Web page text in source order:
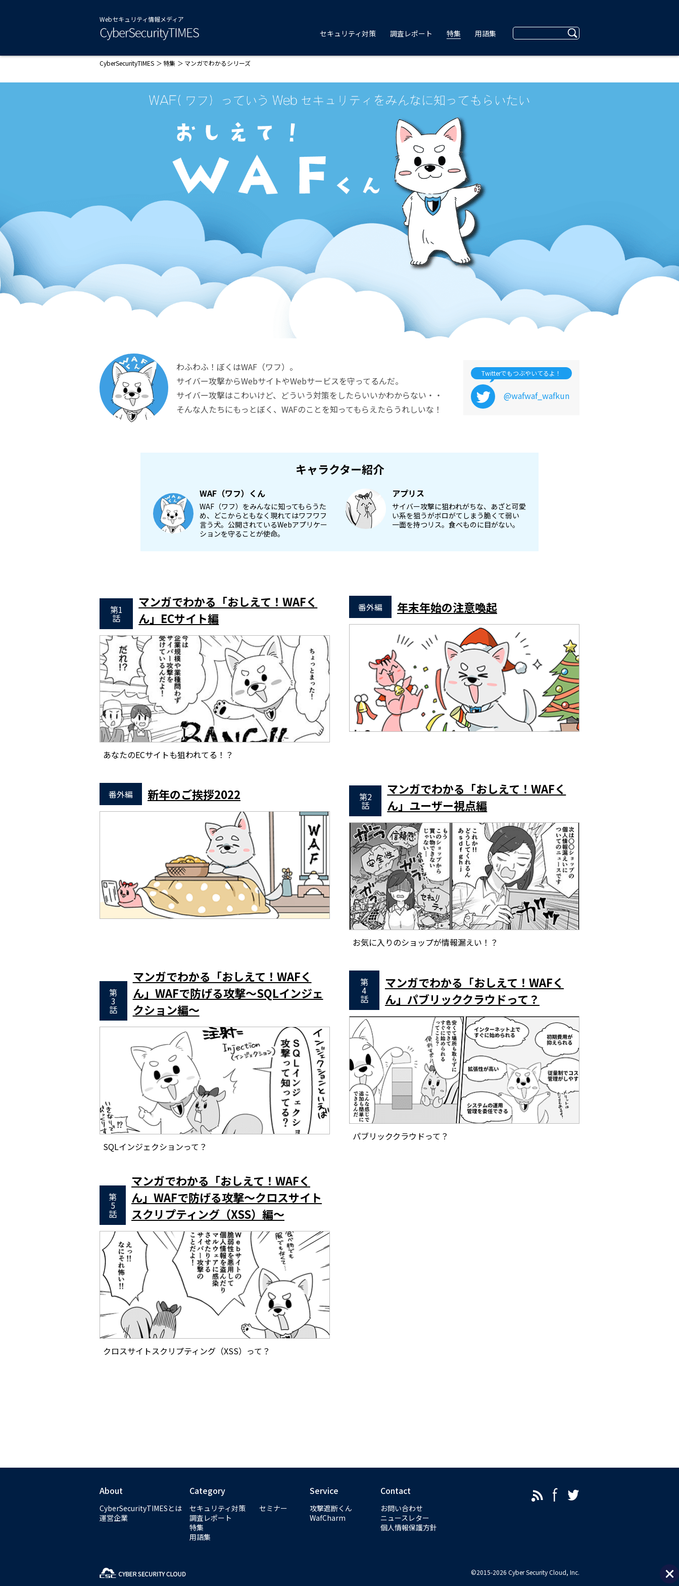
Webセキュリティ情報メディア
セキュリティ対策 調査レポート 特集 用語集
CyberSecurityTIMES 特集 マンガでわかるシリーズ
わふわふ！ぼくはWAF（ワフ）。
サイバー攻撃からWebサイトやWebサービスを守ってるんだ。
サイバー攻撃はこわいけど、どういう対策をしたらいいかわからない・・
そんな人たちにもっとぼく、WAFのことを知ってもらえたらうれしいな！
Twitterでもつぶやいてるよ！
@wafwaf_wafkun
キャラクター紹介
WAF（ワフ）くん
WAF（ワフ）をみんなに知ってもらうた
め、どこからともなく現れてはワフワフ
言う犬。公開されているWebアプリケー
ションを守ることが使命。
アプリス
サイバー攻撃に狙われがちな、あざと可愛
い系を狙うがボロがてしまう脆くて弱い
一面を持つリス。食べものに目がない。
第1
話
マンガでわかる「おしえて！WAFく
ん」ECサイト編
あなたのECサイトも狙われてる！？
番外編 年末年始の注意喚起
番外編 新年のご挨拶2022 第2
話
マンガでわかる「おしえて！WAFく
ん」ユーザー視点編
お気に入りのショップが情報漏えい！？
第
3
話
マンガでわかる「おしえて！WAFく
ん」WAFで防げる攻撃～SQLインジェ
クション編～
SQLインジェクションって？
第
4
話
マンガでわかる「おしえて！WAFく
ん」パブリッククラウドって？
パブリッククラウドって？
第
5
話
マンガでわかる「おしえて！WAFく
ん」WAFで防げる攻撃～クロスサイト
スクリプティング（XSS）編～
クロスサイトスクリプティング（XSS）って？
About
CyberSecurityTIMESとは
運営企業
Category
セキュリティ対策
調査レポート
特集
用語集
セミナー
Service
攻撃遮断くん
WafCharm
Contact
お問い合わせ
ニュースレター
個人情報保護方針
©2015-2026 Cyber Security Cloud, Inc.